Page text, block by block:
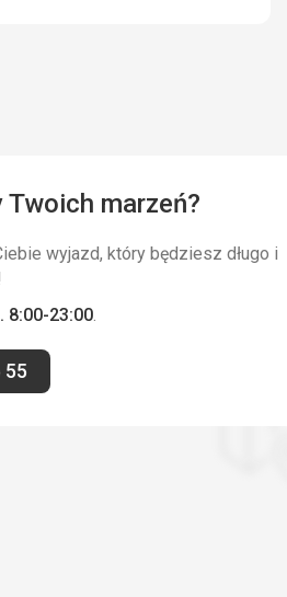
marzeń?
wyjazd, który będziesz długo i
8:00-23:00.
55